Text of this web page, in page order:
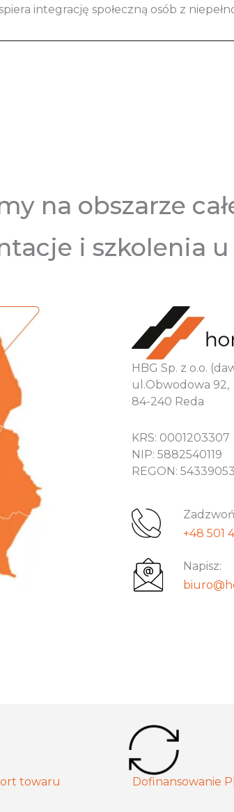
integrację społeczną osób z
na obszarze
i szkolenia
HBG Sp. z o.o.
ul.Obwodowa 92,
84-240 Reda
KRS: 0001203307
NIP: 5882540119
REGON:
+48 501
Napisz:
towaru Dofinansowanie